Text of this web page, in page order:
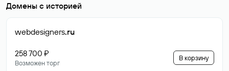
Домены с историей
webdesigners.ru
258 700 ₽
Возможен торг
В корзину